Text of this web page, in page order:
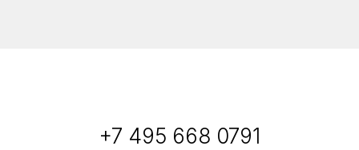
+7 495 668 0791